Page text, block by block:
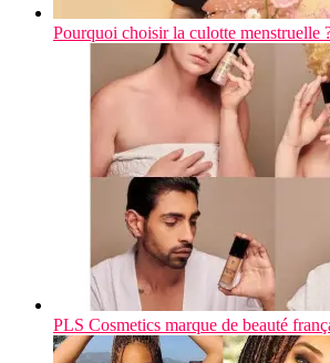
Pourquoi choisir la culotte menstruelle
PLS Cosmetics marque de beauté